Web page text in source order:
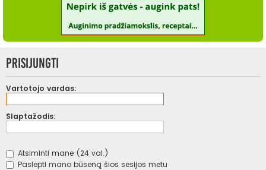
Prisijungti
Vartotojo vardas:
Slaptažodis:
Atsiminti mane (24 val.)
Paslėpti mano būseną šios sesijos metu